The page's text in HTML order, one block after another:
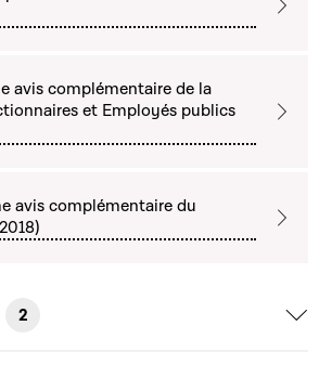
avis complémentaire de la
et Employés publics
avis complémentaire du
2